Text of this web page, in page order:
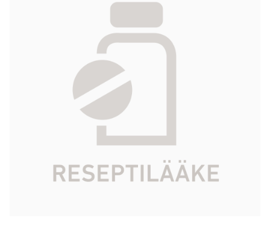
572131
Vaikuttava aine gadoteerihappo
25 x 10 ml
Grex Medical Oy
Tarkista Kela-korvattavuus